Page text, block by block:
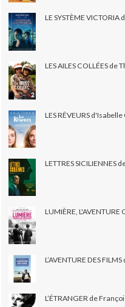
LE SYSTÈME VICTORIA
LES AILES COLLÉES de
LES RÊVEURS
LETTRES SICILIENNES
LUMIÈRE,
L’AVENTURE DES
L’ÉTRANGER de